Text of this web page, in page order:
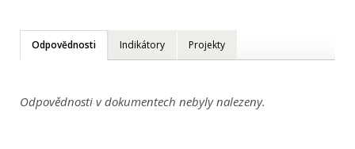
Odpovědnosti Indikátory Projekty
Odpovědnosti v dokumentech nebyly nalezeny.